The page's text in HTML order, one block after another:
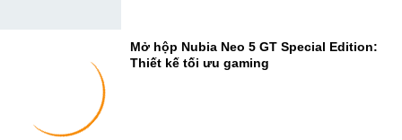
Mở hộp Nubia Neo 5 GT Special Edition:
Thiết kế tối ưu gaming